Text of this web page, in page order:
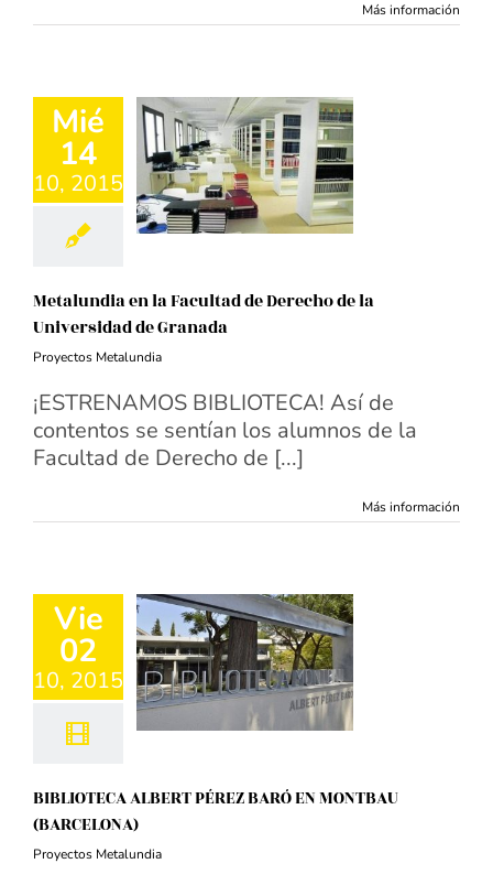
Más información
Mié
14
10, 2015
Metalundia en la
Facultad de Derecho
de la Universidad de
Granada
Metalundia en la Facultad de Derecho de la
Universidad de Granada
Proyectos Metalundia
¡ESTRENAMOS BIBLIOTECA! Así de
contentos se sentían los alumnos de la
Facultad de Derecho de [...]
Más información
Vie
02
10, 2015
PÉREZ BARÓ EN
MONTBAU
BIBLIOTECA ALBERT PÉREZ BARÓ EN MONTBAU
(BARCELONA)
Proyectos Metalundia